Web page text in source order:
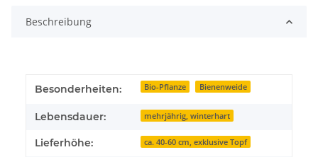
Beschreibung
Besonderheiten: Bio-Pflanze Bienenweide
Lebensdauer: mehrjährig, winterhart
Lieferhöhe: ca. 40-60 cm, exklusive Topf